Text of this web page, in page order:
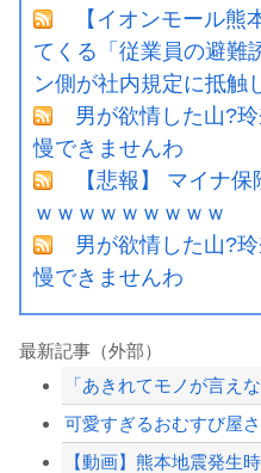
【イオンモール熊
てくる「従業員の避難
ン側が社内規定に抵触
男が欲情した山?
慢できませんわ
【悲報】 マイナ
ｗｗｗｗｗｗｗｗｗ
男が欲情した山?
慢できませんわ
最新記事（外部）
【動画】熊本地震発生